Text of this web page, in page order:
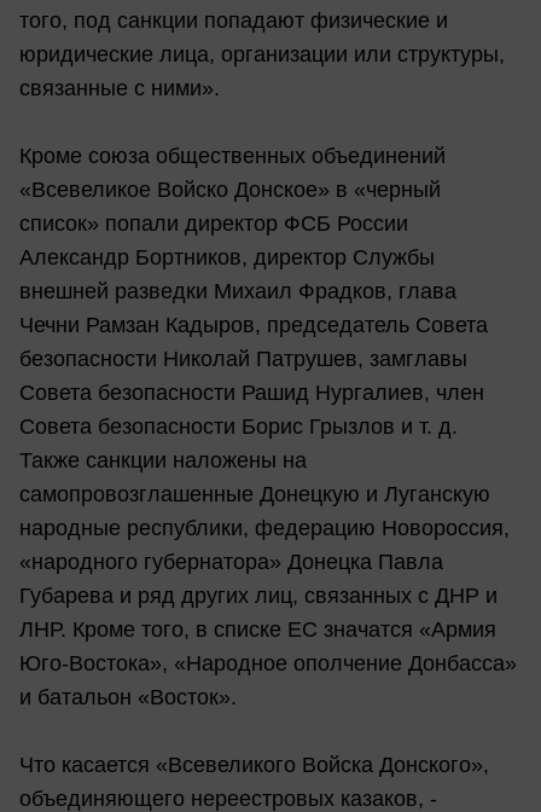
того, под санкции попадают физические и
юридические лица, организации или структуры,
связанные с ними».
Кроме союза общественных объединений
«Всевеликое Войско Донское» в «черный
список» попали директор ФСБ России
Александр Бортников, директор Службы
внешней разведки Михаил Фрадков, глава
Чечни Рамзан Кадыров, председатель Совета
безопасности Николай Патрушев, замглавы
Совета безопасности Рашид Нургалиев, член
Совета безопасности Борис Грызлов и т. д.
Также санкции наложены на
самопровозглашенные Донецкую и Луганскую
народные республики, федерацию Новороссия,
«народного губернатора» Донецка Павла
Губарева и ряд других лиц, связанных с ДНР и
ЛНР. Кроме того, в списке ЕС значатся «Армия
Юго-Востока», «Народное ополчение Донбасса»
и батальон «Восток».
Что касается «Всевеликого Войска Донского»,
объединяющего нереестровых казаков, -